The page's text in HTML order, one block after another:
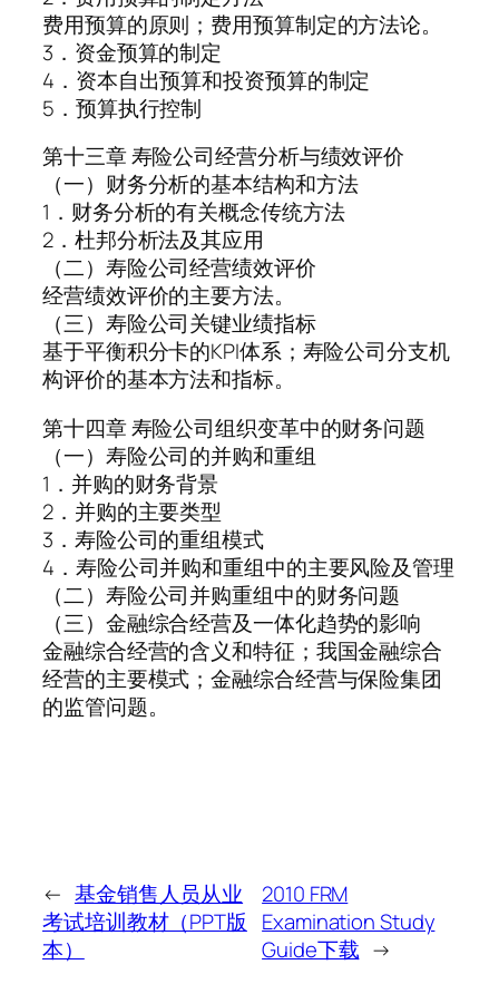
费用预算的原则；费用预算制定的方法论。
3．资金预算的制定
4．资本自出预算和投资预算的制定
5．预算执行控制
第十三章 寿险公司经营分析与绩效评价
（一）财务分析的基本结构和方法
1．财务分析的有关概念传统方法
2．杜邦分析法及其应用
（二）寿险公司经营绩效评价
经营绩效评价的主要方法。
（三）寿险公司关键业绩指标
基于平衡积分卡的KPI体系；寿险公司分支机
构评价的基本方法和指标。
第十四章 寿险公司组织变革中的财务问题
（一）寿险公司的并购和重组
1．并购的财务背景
2．并购的主要类型
3．寿险公司的重组模式
4．寿险公司并购和重组中的主要风险及管理
（二）寿险公司并购重组中的财务问题
（三）金融综合经营及一体化趋势的影响
金融综合经营的含义和特征；我国金融综合
经营的主要模式；金融综合经营与保险集团
的监管问题。
← 基金销售人员从业
考试培训教材（PPT版
本）
2010 FRM
Examination Study
Guide下载 →